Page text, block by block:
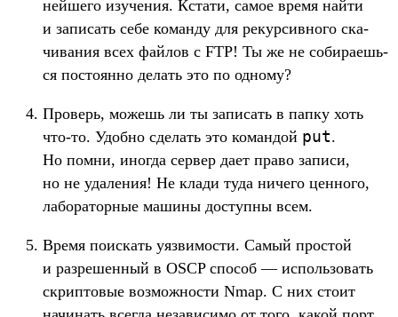
нейше­го изу­чения. Кста­ти, самое вре­мя най­ти
и записать себе коман­ду для рекур­сивно­го ска­
чива­ния всех фай­лов с FTP! Ты же не собира­ешь­
ся пос­тоян­но делать это по одно­му?
Про­верь, можешь ли ты записать в пап­ку хоть
что‑то. Удоб­но сде­лать это коман­дой put.
Но пом­ни, иног­да сер­вер дает пра­во записи,
но не уда­ления! Не кла­ди туда ничего цен­ного,
лабора­тор­ные машины дос­тупны всем.
Вре­мя поис­кать уяз­вимос­ти. Самый прос­той
и раз­решен­ный в OSCP спо­соб — исполь­зовать
скрип­товые воз­можнос­ти Nmap. С них сто­ит